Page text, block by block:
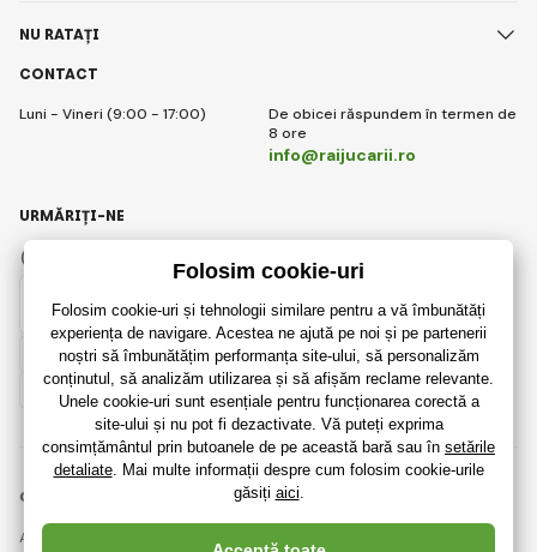
CONTACT
Luni - Vineri (9:00 - 17:00)
De obicei răspundem în termen de
8 ore
info@raijucarii.ro
NU RATAȚI
Romanian
URMĂRIȚI-NE
Instagram
© 2018 - 2026 RaiJucării.ro, Toate drepturile rezervate
Această pagină este protejată prin reCAPTCHA și se aplică